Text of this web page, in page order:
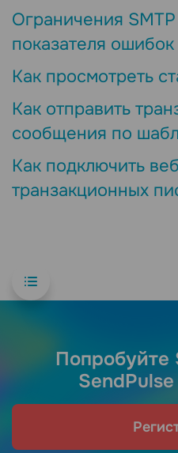
Ограничения
показателя ошибок
Как просмотреть
Как отправить
сообщения по
Как подключить
транзакционных
Попробуйте